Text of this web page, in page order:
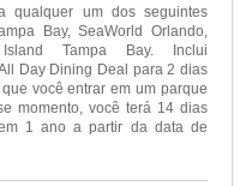
qualquer um dos seguintes
Bay, SeaWorld Orlando,
Tampa Bay. Inclui
Day Dining Deal para 2 dias
você entrar em um parque
momento, você terá 14 dias
1 ano a partir da data de